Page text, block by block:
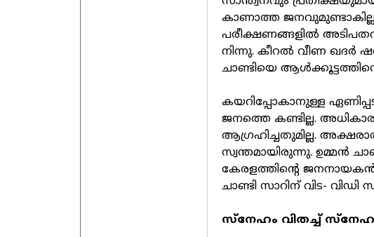
കാണാത്ത
പരീക്ഷണങ്ങളില്‍
നിന്നു. കീറല്‍ വീണ ഖദര്‍
ചാണ്ടിയെ
കയറിപ്പോകാനുള്ള
ജനത്തെ കണ്ടില്ല.
ആഗ്രഹിച്ചതുമില്ല.
സ്വന്തമായിരുന്നു. ഉമ്മന്‍
കേരളത്തിന്റെ ജനനായകന്‍
ചാണ്ടി സാറിന് വിട-
സ്‌നേഹം വിതച്ച്